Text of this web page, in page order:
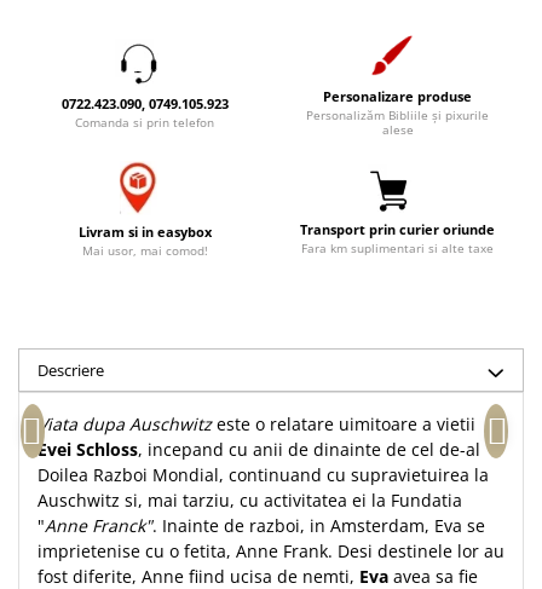
Dictionare
Meditatii
Pedagogie
Poezii
Reviste
Sanatate
Teologie
A doua venire
Tablouri din lemn
Pungi cadou cu versete
Puzzle
Semne de carte
Set cadou
Tablouri
Tablouri canvas
Termos
0722.423.090, 0749.105.923
Comanda si prin telefon
Personalizare produse
Personalizăm Bibliile și pixurile
alese
Livram si in easybox
Mai usor, mai comod!
Transport prin curier oriunde
Fara km suplimentari si alte taxe
Descriere
Viata dupa Auschwitzeste o relatare uimitoare a vietii
Evei Schloss, incepand cu anii de dinainte de cel de-al
Doilea Razboi Mondial, continuand cu supravietuirea la
Auschwitz si, mai tarziu, cu activitatea ei la Fundatia
"Anne Franck". Inainte de razboi, in Amsterdam, Eva se
imprietenise cu o fetita, Anne Frank. Desi destinele lor au
fost diferite, Anne fiind ucisa de nemti, Eva avea sa fie